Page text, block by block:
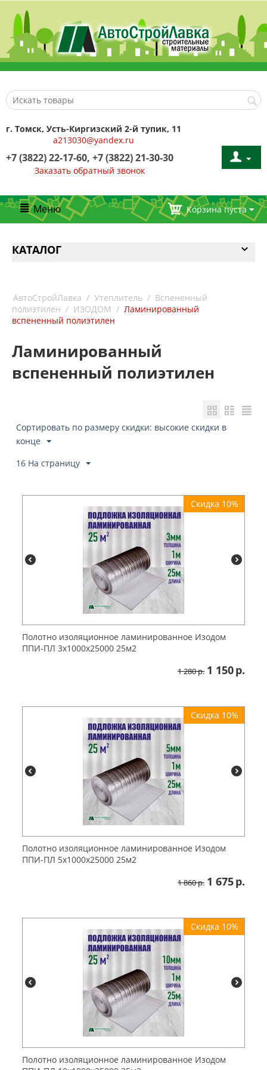
г. Томск, Усть-Киргизский 2-й тупик, 11
a213030@yandex.ru
+7 (3822) 22-17-60, +7 (3822) 21-30-30
Заказать обратный звонок
Меню Корзина пуста
КАТАЛОГ
АвтоСтройЛавка / Утеплитель / Вспененный
полиэтилен / ИЗОДОМ / Ламинированный
вспененный полиэтилен
Ламинированный
вспененный полиэтилен
Сортировать по размеру скидки: высокие скидки в
конце
16 На страницу
Скидка 10%
Полотно изоляционное ламинированное Изодом
ППИ-ПЛ 3х1000х25000 25м2
1 280р. 1 150р.
Скидка 10%
Полотно изоляционное ламинированное Изодом
ППИ-ПЛ 5х1000х25000 25м2
1 860р. 1 675р.
Скидка 10%
Полотно изоляционное ламинированное Изодом